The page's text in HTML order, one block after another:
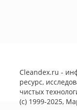
Cleandex.ru -
ресурс,
чистых
(с) 1999-2025,